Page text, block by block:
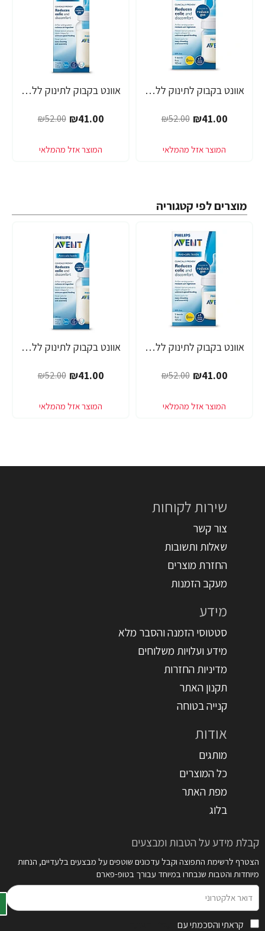
-21% אוונט בקבוק לתינוק ללא טבעת 125 מ"ל (0 חודש+) 1 יחידה - מבית Philips Avent
₪41.00
₪52.00
-21% אוונט בקבוק לתינוק ללא טבעת 260 מ"ל (1 חודש+) 1 יחידה - מבית Philips Avent
₪41.00
₪52.00
מוצרים לפי קטגוריה
-21% אוונט בקבוק לתינוק ללא טבעת 125 מ"ל (0 חודש+) 1 יחידה - מבית Philips Avent
₪41.00
₪52.00
-21% אוונט בקבוק לתינוק ללא טבעת 260 מ"ל (1 חודש+) 1 יחידה - מבית Philips Avent
₪41.00
₪52.00
שירות לקוחות
צור קשר
שאלות ותשובות
החזרת מוצרים
מעקב הזמנות
מידע
סטטוסי הזמנה והסבר מלא
מידע ועלויות משלוחים
מדיניות החזרות
תקנון האתר
קנייה בטוחה
אודות
מותגים
כל המוצרים
מפת האתר
בלוג
קבלת מידע על הטבות ומבצעים
הצטרף לרשימת התפוצה וקבל עדכונים שוטפים על מבצעים בלעדיים, הנחות
מיוחדות והטבות שנבחרו במיוחד עבורך בטופ-פארם
אלקטרוני
קראתי והסכמתי עם